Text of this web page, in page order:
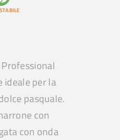
ideale per la
pasquale.
con
con onda